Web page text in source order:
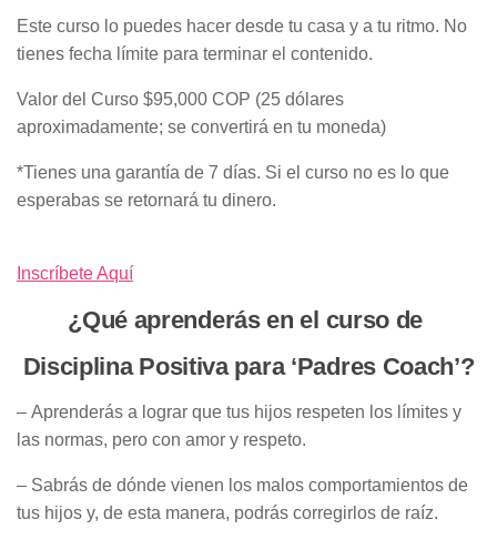
Este curso lo puedes hacer desde tu casa y a tu ritmo. No
tienes fecha límite para terminar el contenido.
Valor del Curso $95,000 COP (25 dólares
aproximadamente; se convertirá en tu moneda)
*Tienes una garantía de 7 días. Si el curso no es lo que
esperabas se retornará tu dinero.
Inscríbete Aquí
¿Qué aprenderás en el curso de
Disciplina Positiva para ‘Padres Coach’?
– Aprenderás a lograr que tus hijos respeten los límites y
las normas, pero con amor y respeto.
– Sabrás de dónde vienen los malos comportamientos de
tus hijos y, de esta manera, podrás corregirlos de raíz.